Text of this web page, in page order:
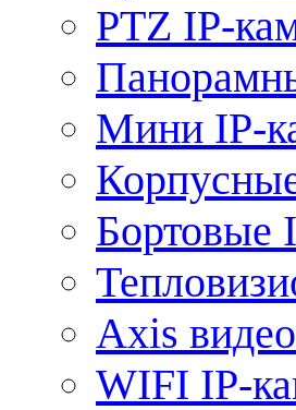
PTZ IP-
Мини IP-
Бортовые
Axis
WIFI IP-